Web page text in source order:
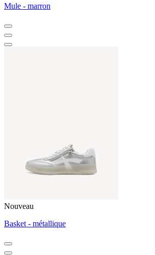
Mule - marron
Nouveau
Basket - métallique